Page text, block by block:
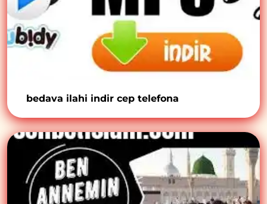
bedava ilahi indir cep telefona